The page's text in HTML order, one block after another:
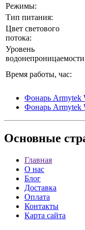
Режимы:
Тип питания:
Цвет светового
потока:
Уровень
Время работы, час:
Фонарь Armytek
Фонарь Armytek
Основные
Главная
О нас
Блог
Доставка
Оплата
Контакты
Карта сайта